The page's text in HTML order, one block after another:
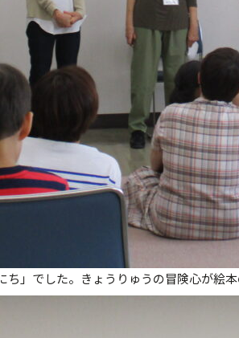
」でした。きょうりゅうの冒険心が絵